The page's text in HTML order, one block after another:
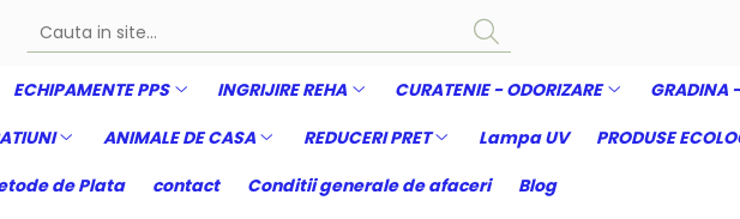
ECHIPAMENTE PPS INGRIJIRE REHA CURATENIE - ODORIZARE GRADINA
ANIMALE DE CASA REDUCERI PRET Lampa UV PRODUSE
de Plata
contact Conditii generale de afaceri Blog